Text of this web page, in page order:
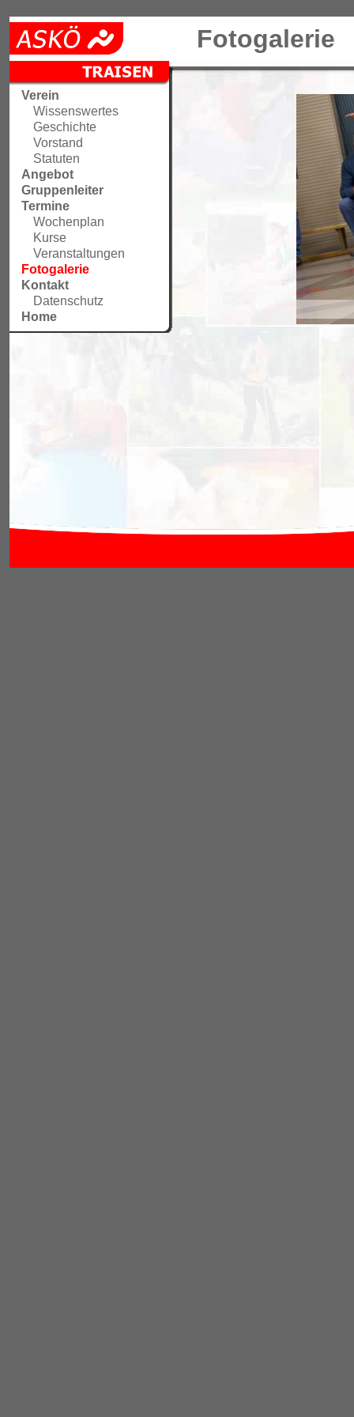
Verein
Wissenswertes
Geschichte
Vorstand
Statuten
Angebot
Gruppenleiter
Termine
Wochenplan
Kurse
Veranstaltungen
Fotogalerie
Kontakt
Datenschutz
Home
Fotogalerie